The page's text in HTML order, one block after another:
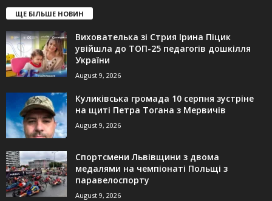
ЩЕ БІЛЬШЕ НОВИН
Вихователька зі Стрия Ірина Піцик
увійшла до ТОП-25 педагогів дошкілля
України
August 9, 2026
Куликівська громада 10 серпня зустріне
на щиті Петра Тогана з Мервичів
August 9, 2026
Спортсмени Львівщини з двома
медалями на чемпіонаті Польщі з
паравелоспорту
August 9, 2026